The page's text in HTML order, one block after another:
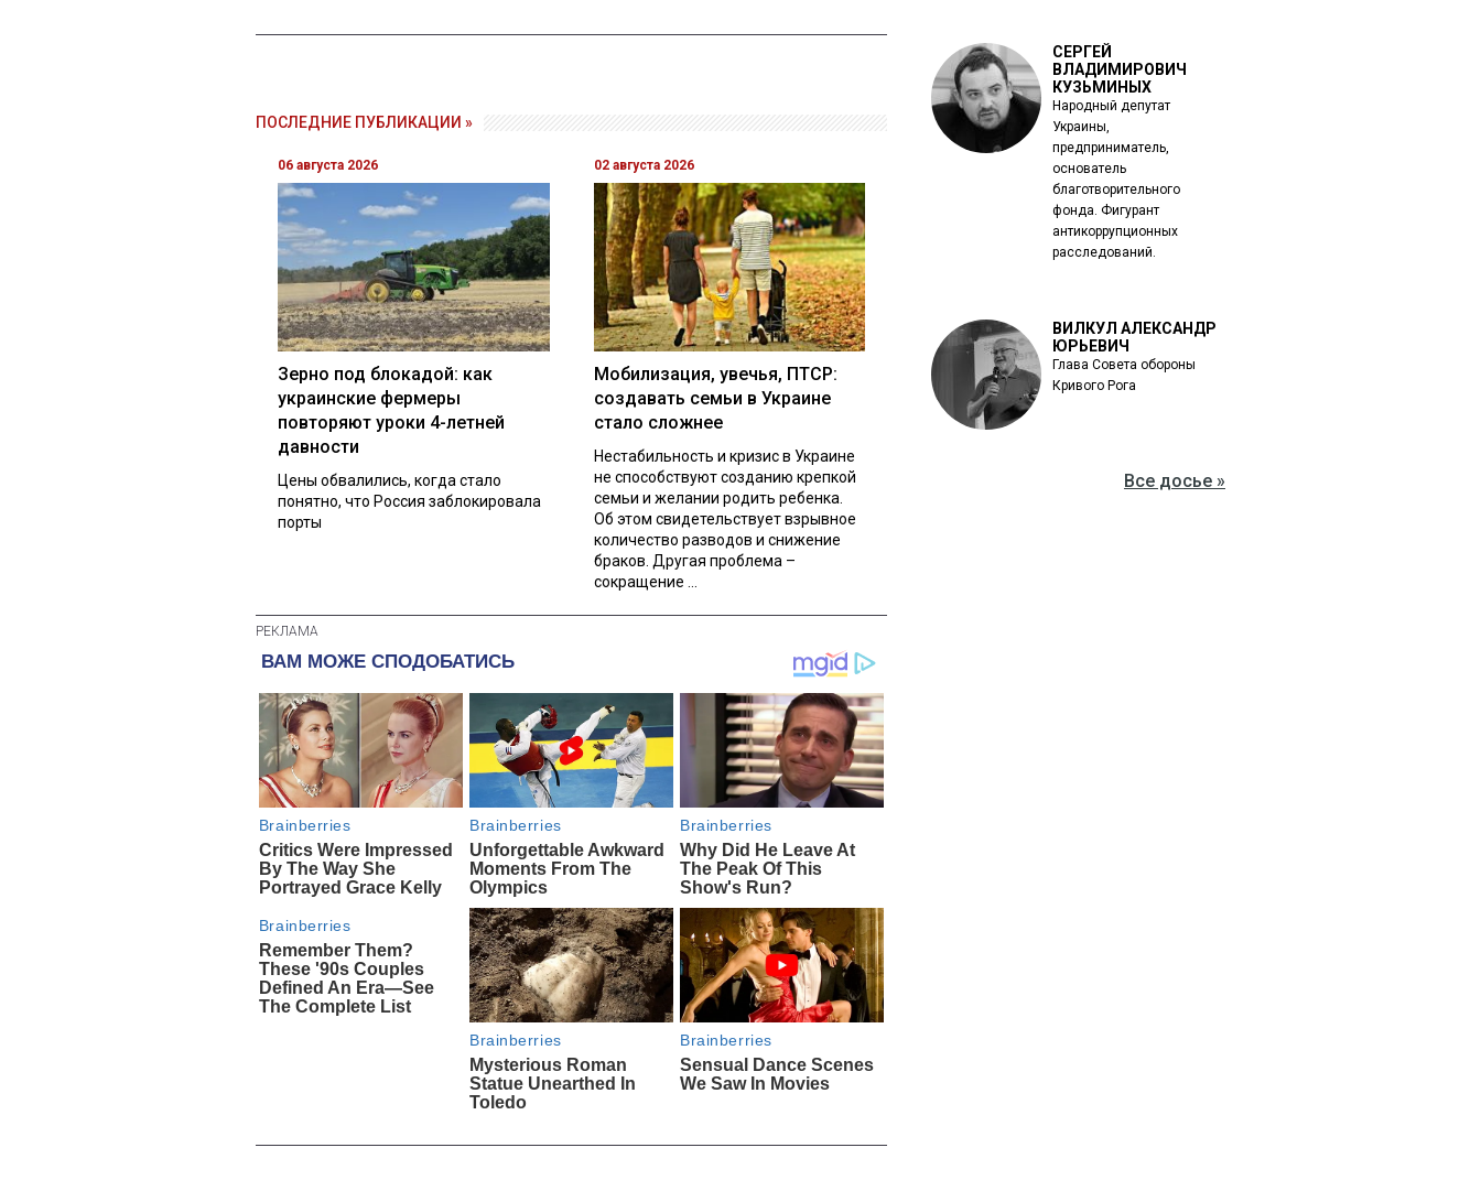
ПОСЛЕДНИЕ ПУБЛИКАЦИИ »
06 августа 2026
Зерно под блокадой: как
украинские фермеры
повторяют уроки 4-летней
давности
Цены обвалились, когда стало
понятно, что Россия заблокировала
порты
02 августа 2026
Мобилизация, увечья, ПТСР:
создавать семьи в Украине
стало сложнее
Нестабильность и кризис в Украине
не способствуют созданию крепкой
семьи и желании родить ребенка.
Об этом свидетельствует взрывное
количество разводов и снижение
браков. Другая проблема –
сокращение ...
СЕРГЕЙ
ВЛАДИМИРОВИЧ
КУЗЬМИНЫХ
Народный депутат
Украины,
предприниматель,
основатель
благотворительного
фонда. Фигурант
антикоррупционных
расследований.
ВИЛКУЛ АЛЕКСАНДР
ЮРЬЕВИЧ
Глава Совета обороны
Кривого Рога
Все досье »